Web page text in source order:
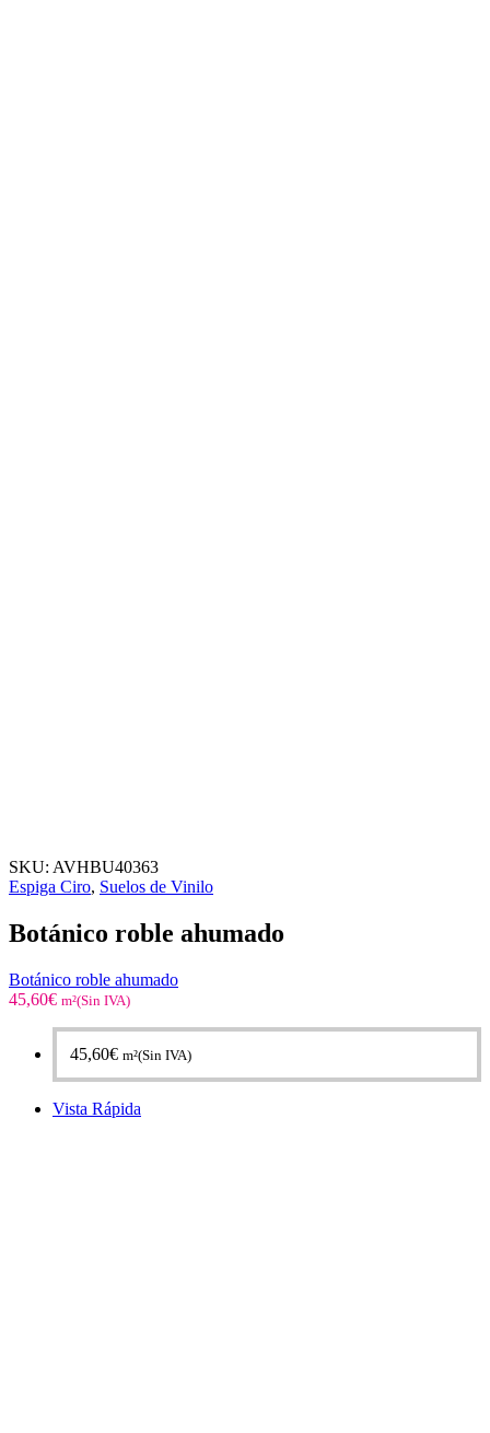
SKU: AVHBU40363
Espiga Ciro, Suelos de Vinilo
Botánico roble ahumado
Botánico roble ahumado
45,60€ m²(Sin IVA)
45,60€ m²(Sin IVA)
Vista Rápida